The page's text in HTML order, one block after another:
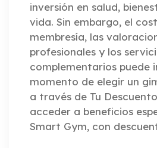
inversión en salud,
vida. Sin embargo, el
membresía, las
profesionales y los
complementarios puede
momento de elegir un
a través de Tu
acceder a beneficios
Smart Gym, con